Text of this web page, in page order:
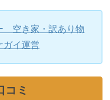
空き家・訳あり物
ガイ運営
コミ